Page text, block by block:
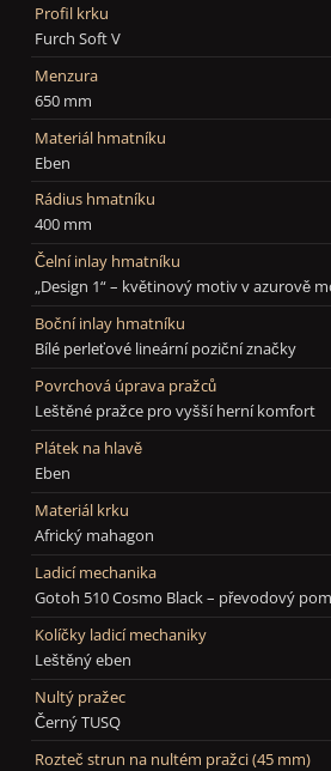
Profil krku
Furch Soft V
Menzura
650 mm
Materiál hmatníku
Eben
Rádius hmatníku
400 mm
Čelní inlay hmatníku
„Design 1“ – květinový motiv v azurově
Boční inlay hmatníku
Bílé perleťové lineární poziční značky
Povrchová úprava pražců
Leštěné pražce pro vyšší herní komfort
Plátek na hlavě
Eben
Materiál krku
Africký mahagon
Ladicí mechanika
Gotoh 510 Cosmo Black – převodový
Kolíčky ladicí mechaniky
Leštěný eben
Nultý pražec
Černý TUSQ
Rozteč strun na nultém pražci (45 mm)